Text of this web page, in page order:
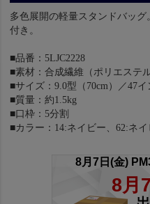
多色展開の軽量スタンドバッ
付き。
■品番：5LJC2228
■素材：合成繊維（ポリエステル
■サイズ：9.0型（70cm）／47
■質量：約1.5kg
■口枠：5分割
■カラー：14:ネイビー、62:ネ